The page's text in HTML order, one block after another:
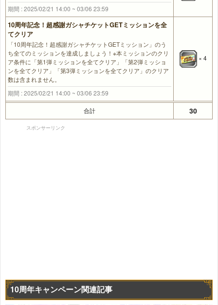
期間 : 2025/02/21 14:00 ~ 03/06 23:59
10周年記念！超感謝ガシャチケットGETミッションを全
てクリア
「10周年記念！超感謝ガシャチケットGETミッション」のう
ち全てのミッションを達成しましょう！※本ミッションのクリ
ア条件に「第1弾ミッションを全てクリア」「第2弾ミッショ
ンを全てクリア」「第3弾ミッションを全てクリア」のクリア
数は含まれません。
期間 : 2025/02/21 14:00 ~ 03/06 23:59
× 4
合計 30
スポンサーリンク
10周年キャンペーン関連記事